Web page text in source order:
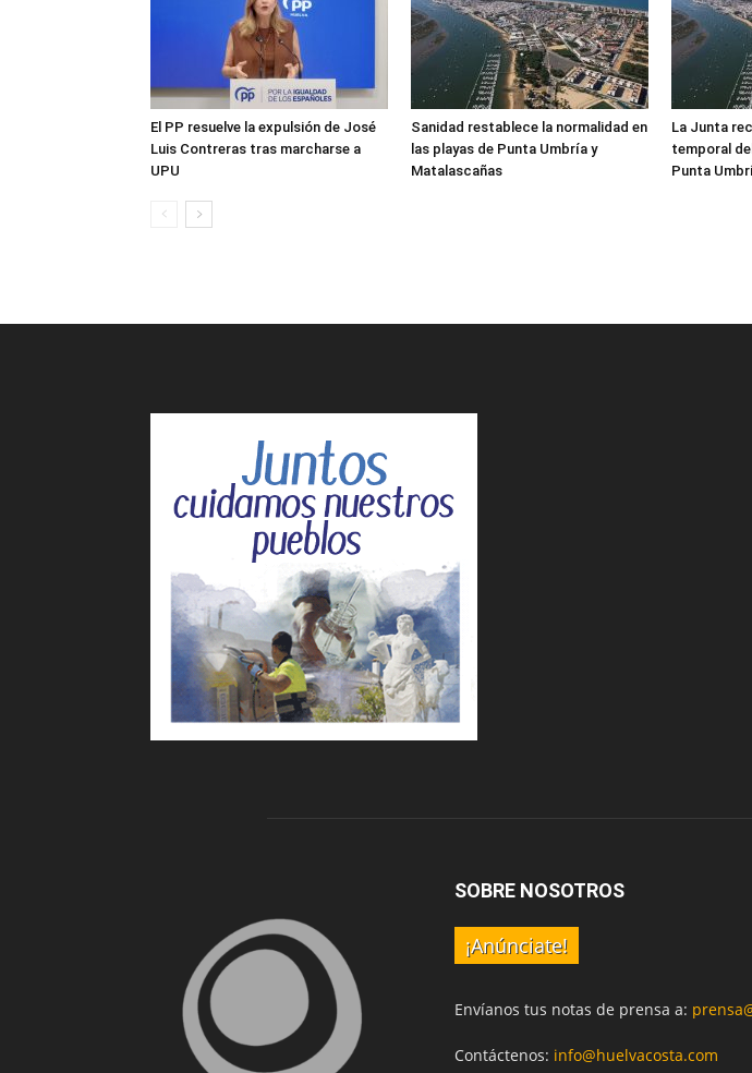
El PP resuelve la expulsión de José
Luis Contreras tras marcharse a
UPU
Sanidad restablece la normalidad en
las playas de Punta Umbría y
Matalascañas
La Junta
temporal
Punta
SOBRE NOSOTROS
¡Anúnciate!
Envíanos tus notas de prensa a:
Contáctenos: info@huelvacosta.com